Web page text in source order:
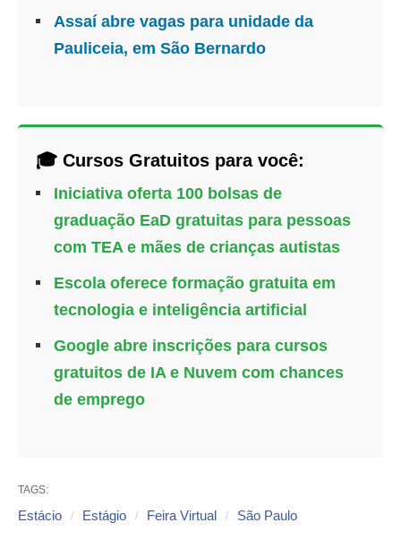
Assaí abre vagas para unidade da
Pauliceia, em São Bernardo
🎓 Cursos Gratuitos para você:
Iniciativa oferta 100 bolsas de
graduação EaD gratuitas para pessoas
com TEA e mães de crianças autistas
Escola oferece formação gratuita em
tecnologia e inteligência artificial
Google abre inscrições para cursos
gratuitos de IA e Nuvem com chances
de emprego
TAGS:
Estácio Estágio Feira Virtual São Paulo